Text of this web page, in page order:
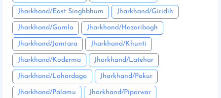
Jharkhand/East Singhbhum Jharkhand/Giridih
Jharkhand/Gumla Jharkhand/Hazaribagh
Jharkhand/Jamtara Jharkhand/Khunti
Jharkhand/Koderma Jharkhand/Latehar
Jharkhand/Lohardaga Jharkhand/Pakur
Jharkhand/Palamu Jharkhand/Piparwar